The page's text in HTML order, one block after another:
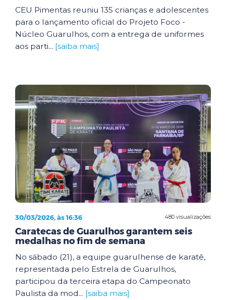
CEU Pimentas reuniu 135 crianças e adolescentes
para o lançamento oficial do Projeto Foco -
Núcleo Guarulhos, com a entrega de uniformes
aos parti... [saiba mais]
480 visualizações
30/03/2026, às 16:36
Caratecas de Guarulhos garantem seis
medalhas no fim de semana
No sábado (21), a equipe guarulhense de karatê,
representada pelo Estrela de Guarulhos,
participou da terceira etapa do Campeonato
Paulista da mod... [saiba mais]